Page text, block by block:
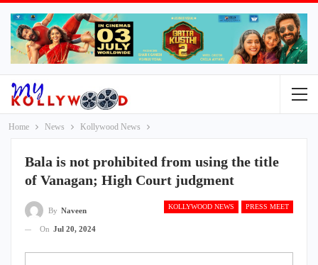
Home News Kollywood News
Bala is not prohibited from using the title
of Vanagan; High Court judgment
KOLLYWOOD NEWS PRESS MEET
By Naveen
On Jul 20, 2024